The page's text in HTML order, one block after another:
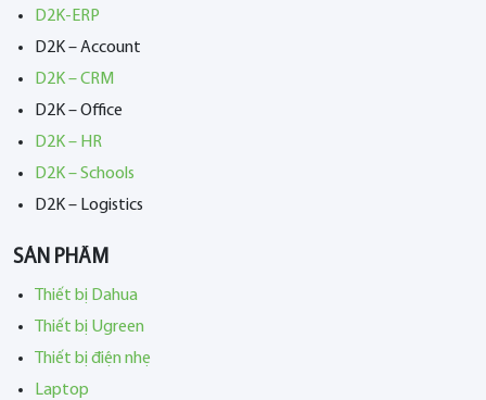
D2K-ERP
D2K – Account
D2K – CRM
D2K – Office
D2K – HR
D2K – Schools
D2K – Logistics
SẢN PHẨM
Thiết bị Dahua
Thiết bị Ugreen
Thiết bị điện nhẹ
Laptop